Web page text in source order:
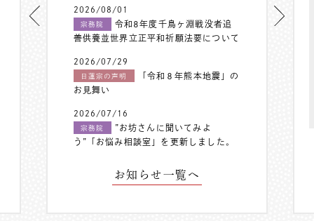
2026/08/01
宗務院
令和8年度千鳥ヶ淵戦没者追
善供養並世界立正平和祈願法要について
2026/07/29
日蓮宗の声明
「令和８年熊本地震」の
お見舞い
2026/07/16
宗務院
”お坊さんに聞いてみよ
う”「お悩み相談室」を更新しました。
お知らせ一覧へ